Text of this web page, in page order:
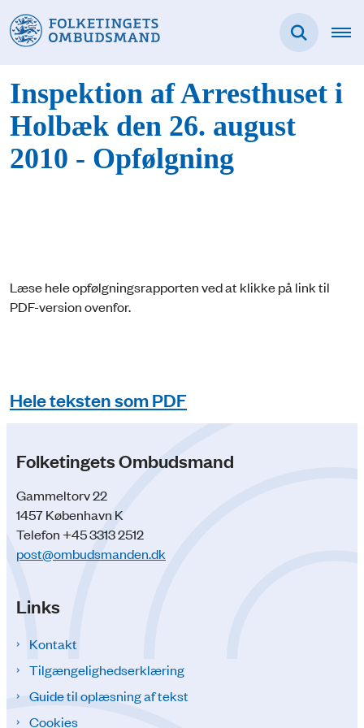
Inspektion af Arresthuset i
Holbæk den 26. august
2010 - Opfølgning
Læse hele opfølgningsrapporten ved at klikke på link til
PDF-version ovenfor.
Hele teksten som PDF
Folketingets Ombudsmand
Gammeltorv 22
1457 København K
Telefon +45 3313 2512
post@ombudsmanden.dk
Links
Kontakt
Tilgængelighedserklæring
Guide til oplæsning af tekst
Cookies